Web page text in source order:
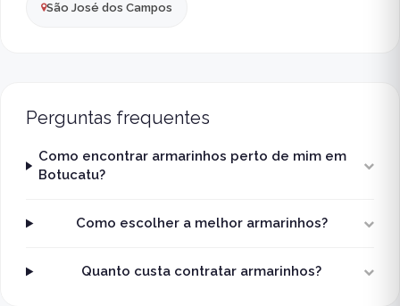
São José dos Campos
Perguntas frequentes
Como encontrar armarinhos perto de mim em
Botucatu?
Como escolher a melhor armarinhos?
Quanto custa contratar armarinhos?